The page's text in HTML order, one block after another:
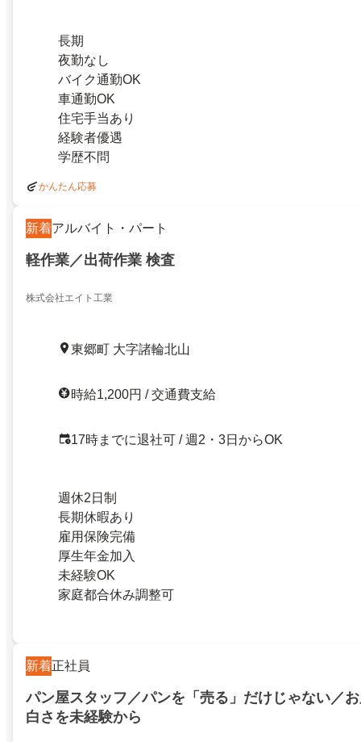
長期
夜勤なし
バイク通勤OK
車通勤OK
住宅手当あり
経験者優遇
学歴不問
かんたん応募
新着アルバイト・パート
軽作業／出荷作業 検査
株式会社エイト工業
東郷町 大字諸輪北山
時給1,200円 / 交通費支給
17時までに退社可 / 週2・3日からOK
週休2日制
長期休暇あり
雇用保険完備
厚生年金加入
未経験OK
家庭都合休み調整可
新着正社員
パン屋スタッフ／パンを「売る」だけじゃない／
白さを未経験から